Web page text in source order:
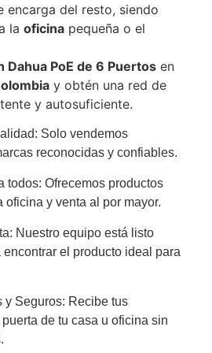
encarga del resto, siendo
la oficina pequeña o el
Dahua PoE de 6 Puertos en
y obtén una red de
y autosuficiente.
Solo vendemos
reconocidas y confiables.
todos: Ofrecemos productos
oficina y venta al por mayor.
Nuestro equipo está listo
encontrar el producto ideal para
y Seguros: Recibe tus
de tu casa u oficina sin